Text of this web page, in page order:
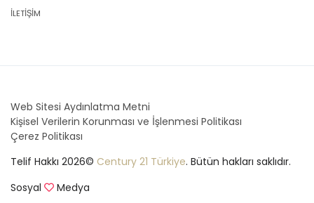
İLETİŞİM
Web Sitesi Aydınlatma Metni
Kişisel Verilerin Korunması ve İşlenmesi Politikası
Çerez Politikası
Telif Hakkı 2026© Century 21 Türkiye. Bütün hakları saklıdır.
Sosyal
Medya